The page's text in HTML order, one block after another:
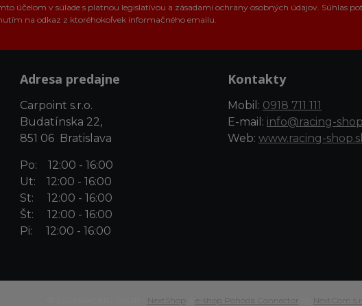
účelom v súlade s platnou legislatívou a zásadami ochrany osobných údajov. Súhlas
na odkaz z ktoréhokoľvek informačného emailu.
Adresa predajne
Carpoint s.r.o.
Budatínska 22,
851 06 Bratislava
Po: 12:00 - 16:00
Ut: 12:00 - 16:00
St: 12:00 - 16:00
Št: 12:00 - 16:00
Pi: 12:00 - 16:00
Kontakty
Mobil: 0918 711 111
E-mail: info@racing-
Web: www.racing-
NextShop e-shop Pohoda Connector NextCom